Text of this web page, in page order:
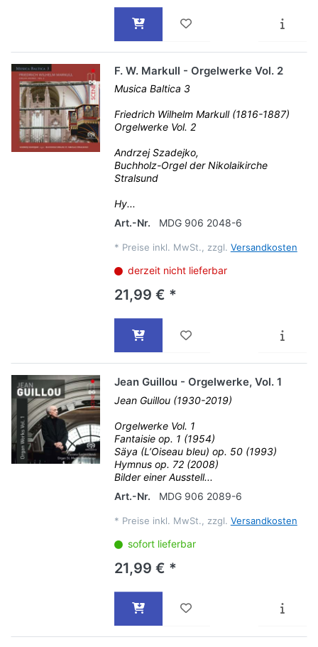
F. W. Markull - Orgelwerke Vol. 2
Musica Baltica 3
Friedrich Wilhelm Markull (1816-1887)
Orgelwerke Vol. 2
Andrzej Szadejko,
Buchholz-Orgel der Nikolaikirche
Stralsund
Hy...
Art.-Nr.
MDG 906 2048-6
* Preise inkl. MwSt., zzgl. Versandkosten
derzeit nicht lieferbar
21,99 € *
Jean Guillou - Orgelwerke, Vol. 1
Jean Guillou (1930-2019)
Orgelwerke Vol. 1
Fantaisie op. 1 (1954)
Säya (L’Oiseau bleu) op. 50 (1993)
Hymnus op. 72 (2008)
Bilder einer Ausstell...
Art.-Nr.
MDG 906 2089-6
* Preise inkl. MwSt., zzgl. Versandkosten
sofort lieferbar
21,99 € *